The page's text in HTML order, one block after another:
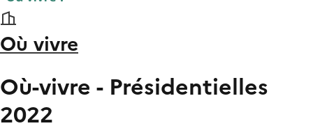
Où vivre
Où-vivre - Présidentielles
2022